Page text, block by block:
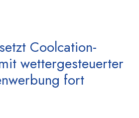
Coolcation-
wettergesteuerter
fort